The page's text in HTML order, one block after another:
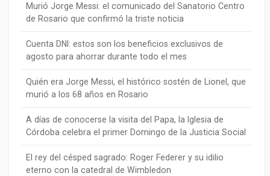
Murió Jorge Messi: el comunicado del Sanatorio Centro
de Rosario que confirmó la triste noticia
Cuenta DNI: estos son los beneficios exclusivos de
agosto para ahorrar durante todo el mes
Quién era Jorge Messi, el histórico sostén de Lionel, que
murió a los 68 años en Rosario
A días de conocerse la visita del Papa, la Iglesia de
Córdoba celebra el primer Domingo de la Justicia Social
El rey del césped sagrado: Roger Federer y su idilio
eterno con la catedral de Wimbledon